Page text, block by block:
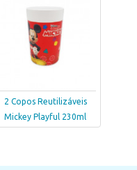
2 Copos Reutilizáveis
Mickey Playful 230ml